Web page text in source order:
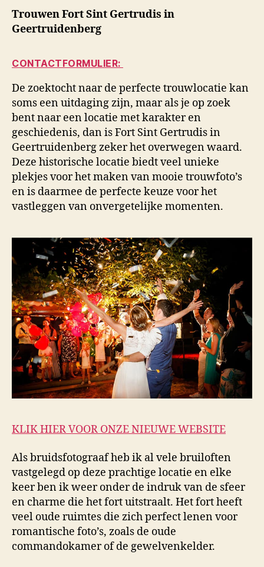
Trouwen Fort Sint Gertrudis in
Geertruidenberg
CONTACTFORMULIER:
De zoektocht naar de perfecte trouwlocatie kan
soms een uitdaging zijn, maar als je op zoek
bent naar een locatie met karakter en
geschiedenis, dan is Fort Sint Gertrudis in
Geertruidenberg zeker het overwegen waard.
Deze historische locatie biedt veel unieke
plekjes voor het maken van mooie trouwfoto’s
en is daarmee de perfecte keuze voor het
vastleggen van onvergetelijke momenten.
KLIK HIER VOOR ONZE NIEUWE WEBSITE
Als bruidsfotograaf heb ik al vele bruiloften
vastgelegd op deze prachtige locatie en elke
keer ben ik weer onder de indruk van de sfeer
en charme die het fort uitstraalt. Het fort heeft
veel oude ruimtes die zich perfect lenen voor
romantische foto’s, zoals de oude
commandokamer of de gewelvenkelder.